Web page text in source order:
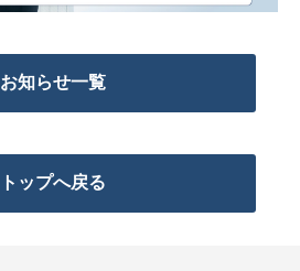
お知らせ一覧
トップへ戻る